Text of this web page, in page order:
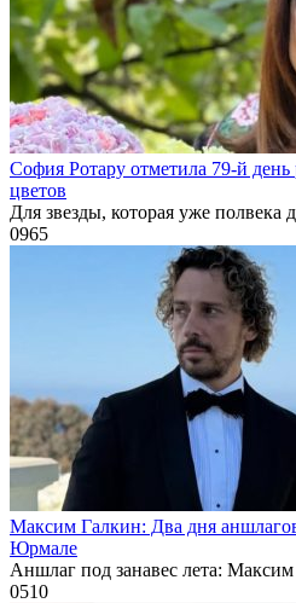
София Ротару отметила 79-й
цветов
Для звезды, которая уже полвека
0965
Максим Галкин: Два дня
Юрмале
Аншлаг под занавес лета:
0510